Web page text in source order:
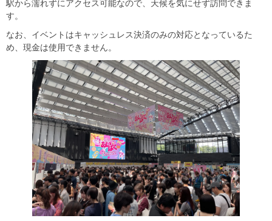
駅から濡れずにアクセス可能なので、天候を気にせず訪問できま
す。
なお、イベントはキャッシュレス決済のみの対応となっているた
め、現金は使用できません。